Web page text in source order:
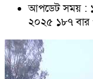
আপডেট সময় :
২০২৫ ১৮৭ বার